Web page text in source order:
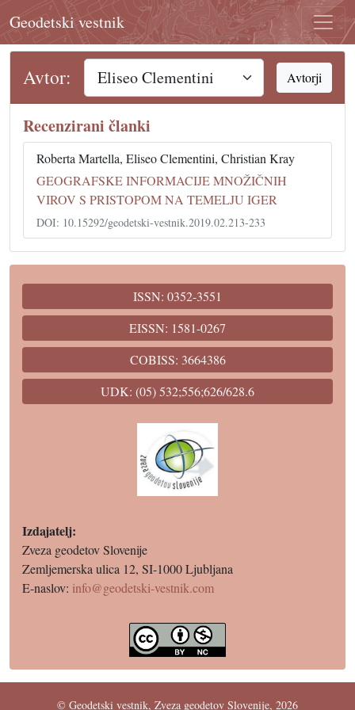
Geodetski vestnik
Avtor: Avtorji
Recenzirani članki
Roberta Martella, Eliseo Clementini, Christian Kray
GEOGRAFSKE INFORMACIJE MNOŽIČNIH
VIROV S PRISTOPOM NA TEMELJU IGER
DOI: 10.15292/geodetski-vestnik.2019.02.213-233
ISSN: 0352-3551
EISSN: 1581-0267
COBISS: 3664386
UDK: (05) 532;556;626/628.6
Izdajatelj:
Zveza geodetov Slovenije
Zemljemerska ulica 12, SI-1000 Ljubljana
E-naslov: info@geodetski-vestnik.com
© Geodetski vestnik, Zveza geodetov Slovenije, 2026